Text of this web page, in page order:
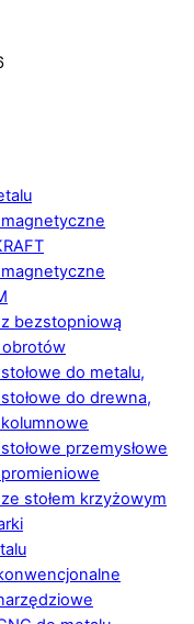
bezstopniową
obrotów
do metalu,
do drewna,
przemysłowe
stołem krzyżowym